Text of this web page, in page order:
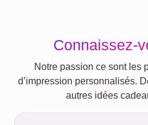
Connaissez-
Notre passion ce sont les
d’impression personnalisés.
autres idées